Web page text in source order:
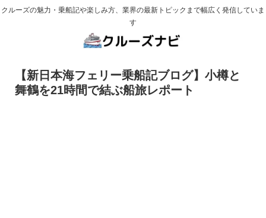
クルーズの魅力・乗船記や楽しみ方、業界の最新トピックまで幅広く発信していま
す
【新日本海フェリー乗船記ブログ】小樽と
舞鶴を21時間で結ぶ船旅レポート